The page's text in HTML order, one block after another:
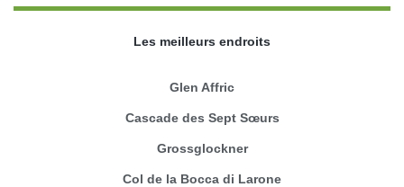
Les meilleurs endroits
Glen Affric
Cascade des Sept Sœurs
Grossglockner
Col de la Bocca di Larone